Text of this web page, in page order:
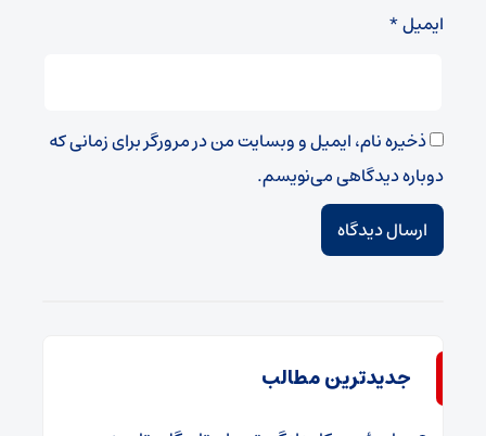
ایمیل*
ذخیره نام، ایمیل و وبسایت من در مرورگر برای زمانی که
دوباره دیدگاهی می‌نویسم.
جدیدترین مطالب